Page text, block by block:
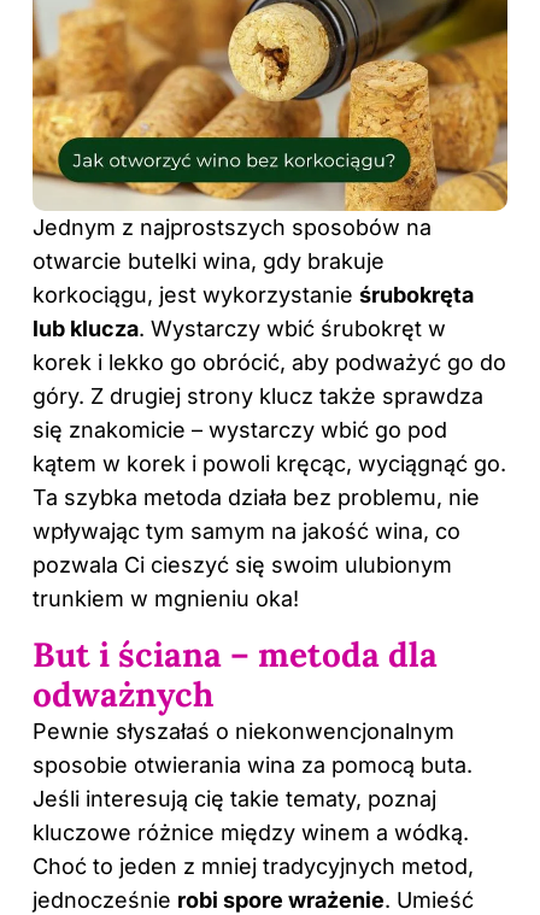
Jednym z najprostszych sposobów na
otwarcie butelki wina, gdy brakuje
korkociągu, jest wykorzystanie śrubokręta
lub klucza. Wystarczy wbić śrubokręt w
korek i lekko go obrócić, aby podważyć go do
góry. Z drugiej strony klucz także sprawdza
się znakomicie – wystarczy wbić go pod
kątem w korek i powoli kręcąc, wyciągnąć go.
Ta szybka metoda działa bez problemu, nie
wpływając tym samym na jakość wina, co
pozwala Ci cieszyć się swoim ulubionym
trunkiem w mgnieniu oka!
But i ściana – metoda dla
odważnych
Pewnie słyszałaś o niekonwencjonalnym
sposobie otwierania wina za pomocą buta.
Jeśli interesują cię takie tematy, poznaj
kluczowe różnice między winem a wódką.
Choć to jeden z mniej tradycyjnych metod,
jednocześnie robi spore wrażenie. Umieść